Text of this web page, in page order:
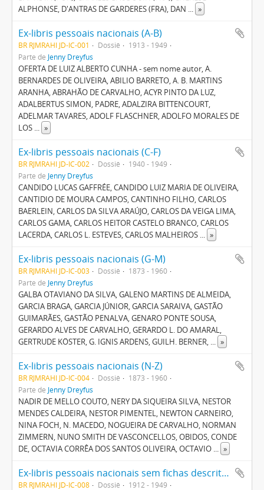
ALPHONSE, D'ANTRAS DE GARDERES (FRA), DAN ... »
Ex-libris pessoais nacionais (A-B)
BR RJMRAHI JD-IC-001 Dossiê
1913 - 1949
Parte de Jenny Dreyfus
OFERTA DE LUIZ ALBERTO CUNHA - sem nome autor, A.
BERNARDES DE OLIVEIRA, ABILIO BARRETO, A. B. MARTINS
ARANHA, ABRAHÃO DE CARVALHO, ACYR PINTO DA LUZ,
ADALBERTUS SIMON, PADRE, ADALZIRA BITTENCOURT,
ADELMAR TAVARES, ADOLF FLASCHNER, ADOLFO MORALES DE
LOS ... »
Ex-libris pessoais nacionais (C-F)
BR RJMRAHI JD-IC-002 Dossiê
1940 - 1949
Parte de Jenny Dreyfus
CANDIDO LUCAS GAFFRÉE, CANDIDO LUIZ MARIA DE OLIVEIRA,
CANTIDIO DE MOURA CAMPOS, CANTINHO FILHO, CARLOS
BAERLEIN, CARLOS DA SILVA ARAÚJO, CARLOS DA VEIGA LIMA,
CARLOS GAMA, CARLOS HEITOR CASTELO BRANCO, CARLOS
LACERDA, CARLOS L. ESTEVES, CARLOS MALHEIROS ... »
Ex-libris pessoais nacionais (G-M)
BR RJMRAHI JD-IC-003 Dossiê
1873 - 1960
Parte de Jenny Dreyfus
GALBA OTAVIANO DA SILVA, GALENO MARTINS DE ALMEIDA,
GARCIA BRAGA, GARCIA JÚNIOR, GARCIA SARAIVA, GASTÃO
GUIMARÃES, GASTÃO PENALVA, GENARO PONTE SOUSA,
GERARDO ALVES DE CARVALHO, GERARDO L. DO AMARAL,
GERTRUDE KÖSTER, G. IGNIS ARDENS, GUILH. BERNER, ... »
Ex-libris pessoais nacionais (N-Z)
BR RJMRAHI JD-IC-004 Dossiê
1873 - 1960
Parte de Jenny Dreyfus
NADIR DE MELLO COUTO, NERY DA SIQUEIRA SILVA, NESTOR
MENDES CALDEIRA, NESTOR PIMENTEL, NEWTON CARNEIRO,
NINA FOCH, N. MACEDO, NOGUEIRA DE CARVALHO, NORMAN
ZIMMERN, NUNO SMITH DE VASCONCELLOS, OBIDOS, CONDE
DE, OCTAVIA CORRÊA DOS SANTOS OLIVEIRA, OCTAVIO ... »
Ex-libris pessoais nacionais sem fichas descritivas (A-Z)
BR RJMRAHI JD-IC-008 Dossiê
1912 - 1949